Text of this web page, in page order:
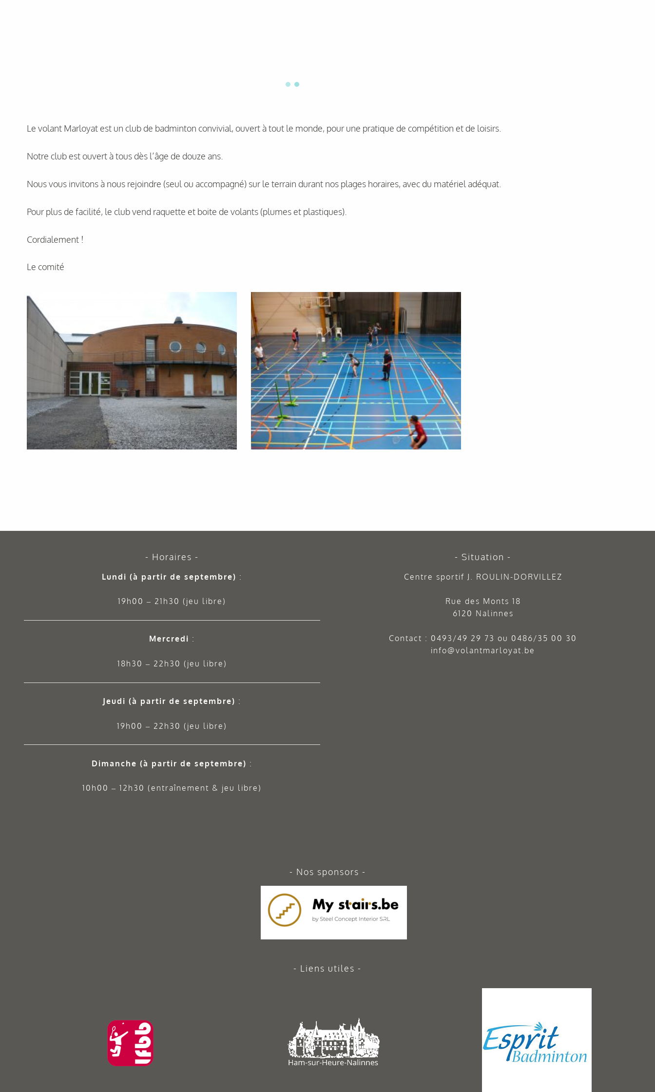
Le volant Marloyat est un club de badminton convivial, ouvert à tout le monde, pour une pratique de compétition et de loisirs.
Notre club est ouvert à tous dès l’âge de douze ans.
Nous vous invitons à nous rejoindre (seul ou accompagné) sur le terrain durant nos plages horaires, avec du matériel adéquat.
Pour plus de facilité, le club vend raquette et boite de volants (plumes et plastiques).
Cordialement !
Le comité
Horaires
Lundi (à partir de septembre) :
19h00 – 21h30 (jeu libre)
Mercredi :
18h30 – 22h30 (jeu libre)
Jeudi (à partir de septembre) :
19h00 – 22h30 (jeu libre)
Dimanche (à partir de septembre) :
10h00 – 12h30 (entraînement & jeu libre)
Situation
Centre sportif J. ROULIN-DORVILLEZ
Rue des Monts 18
6120 Nalinnes
Contact : 0493/49 29 73 ou 0486/35 00 30
info@volantmarloyat.be
Nos sponsors
Liens utiles